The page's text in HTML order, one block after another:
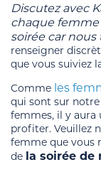
Discutez avec
chaque femme
soirée car
renseigner
que vous suiviez
Comme les
qui sont sur
femmes, il y aura
profiter. Veuillez
femme que vous
de la soirée de